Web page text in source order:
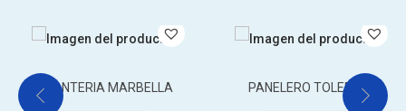
ESTANTERIA MARBELLA PANELERO TOLEDO